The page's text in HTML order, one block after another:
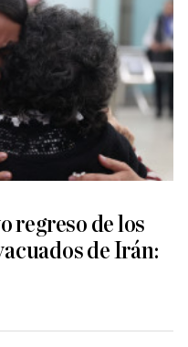
regreso de los
de Irán: